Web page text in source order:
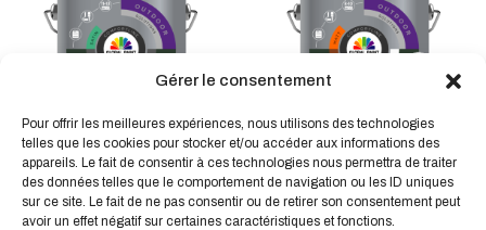
Gérer le consentement
Pour offrir les meilleures expériences, nous utilisons des technologies
telles que les cookies pour stocker et/ou accéder aux informations des
appareils. Le fait de consentir à ces technologies nous permettra de traiter
des données telles que le comportement de navigation ou les ID uniques
sur ce site. Le fait de ne pas consentir ou de retirer son consentement peut
avoir un effet négatif sur certaines caractéristiques et fonctions.
Ce
produit
a
plusieurs
variations.
Les
TITAN PRE-FINISH La sous-
couche dure pour toutes
saisons
À partir de24,94 € HT
Ce
a
Les
TITAN WOODPRIMER
L’apprêt garnissant
À partir de42,98 € HT